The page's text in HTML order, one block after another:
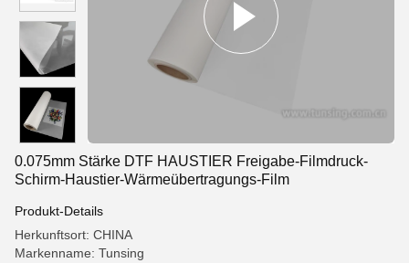
0.075mm Stärke DTF HAUSTIER Freigabe-Filmdruck-
Schirm-Haustier-Wärmeübertragungs-Film
Produkt-Details
Herkunftsort: CHINA
Markenname: Tunsing